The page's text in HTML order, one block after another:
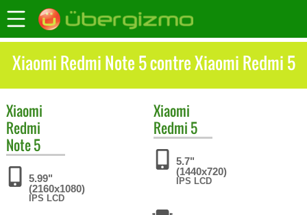
Xiaomi Redmi Note 5 contre Xiaomi Redmi 5
Xiaomi
Redmi
Note 5
5.99"
(2160x1080)
IPS LCD
Xiaomi
Redmi 5
5.7"
(1440x720)
IPS LCD